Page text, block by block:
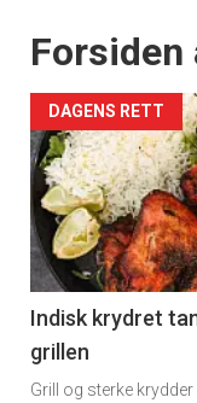
Forsiden
DAGENS RETT
Indisk krydret
grillen
Grill og sterke